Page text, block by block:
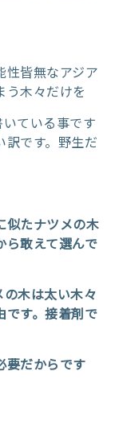
性皆無なアジア
う木々だけを
ている事です
です。野生だ
似たナツメの木
ら敢えて選んで
木は太い木々
です。接着剤で
要だからです